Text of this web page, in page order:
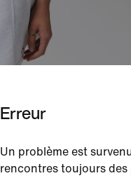
Erreur
Un problème est
rencontres toujours des